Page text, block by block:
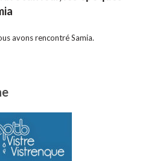
avons rencontré Samia.